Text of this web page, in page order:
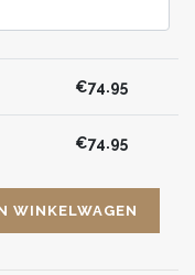
€74.95
€74.95
WINKELWAGEN